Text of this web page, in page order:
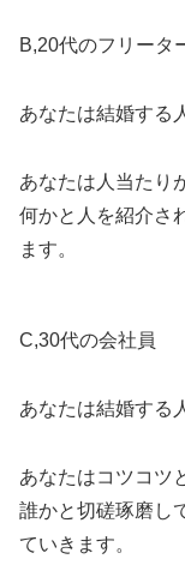
B,20代のフリータ
あなたは結婚する
あなたは人当たり
何かと人を紹介さ
ます。
C,30代の会社員
あなたは結婚する
あなたはコツコツ
誰かと切磋琢磨し
ていきます。